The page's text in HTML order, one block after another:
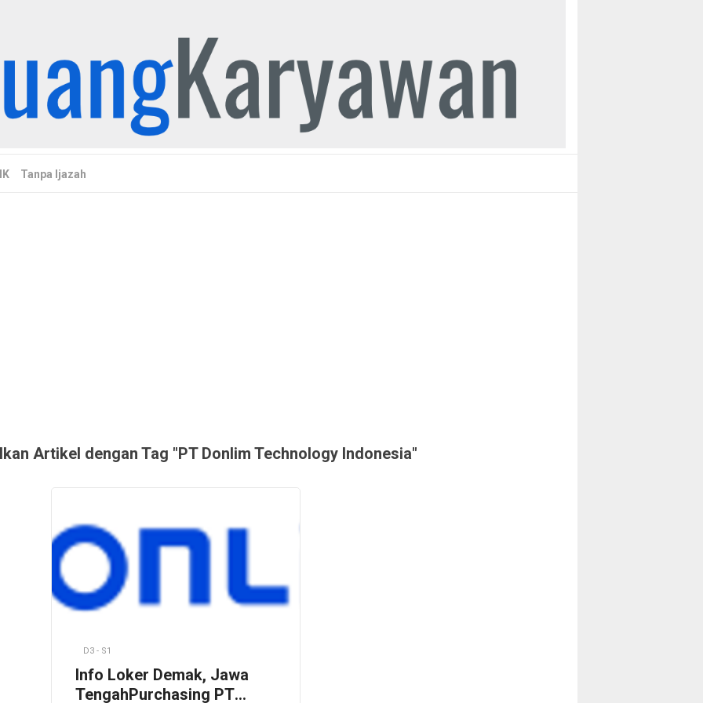
Tanpa Ijazah
Artikel dengan Tag "PT Donlim Technology Indonesia"
D3 - S1
Info Loker Demak, Jawa
TengahPurchasing PT